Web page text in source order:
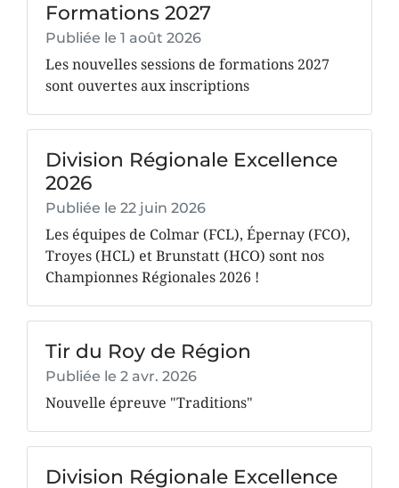
Formations 2027
Publiée le 1 août 2026
Les nouvelles sessions de formations 2027
sont ouvertes aux inscriptions
Division Régionale Excellence
2026
Publiée le 22 juin 2026
Les équipes de Colmar (FCL), Épernay (FCO),
Troyes (HCL) et Brunstatt (HCO) sont nos
Championnes Régionales 2026 !
Tir du Roy de Région
Publiée le 2 avr. 2026
Nouvelle épreuve "Traditions"
Division Régionale Excellence